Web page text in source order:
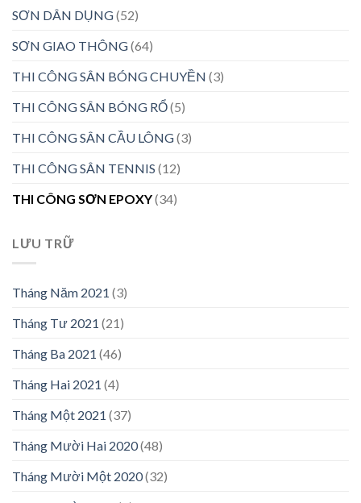
SƠN DÂN DỤNG(52)
SƠN GIAO THÔNG(64)
THI CÔNG SÂN BÓNG CHUYỀN (3)
THI CÔNG SÂN BÓNG RỔ(5)
THI CÔNG SÂN CẦU LÔNG(3)
THI CÔNG SÂN TENNIS (12)
THI CÔNG SƠN EPOXY(34)
LƯU TRỮ
Tháng Năm 2021 (3)
Tháng Tư 2021 (21)
Tháng Ba 2021 (46)
Tháng Hai 2021 (4)
Tháng Một 2021 (37)
Tháng Mười Hai 2020(48)
Tháng Mười Một 2020(32)